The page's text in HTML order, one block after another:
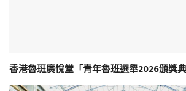
香港魯班廣悅堂「青年魯班選舉2026頒獎